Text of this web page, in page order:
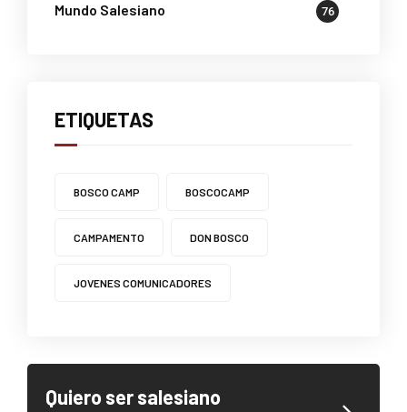
Mundo Salesiano 76
ETIQUETAS
BOSCO CAMP BOSCOCAMP
CAMPAMENTO DON BOSCO
JOVENES COMUNICADORES
Quiero ser salesiano